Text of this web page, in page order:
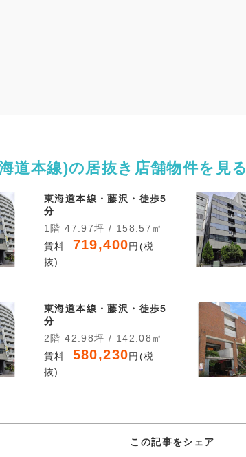
道本線)の居抜き店舗物件を見る
東海道本線・藤沢・徒歩5
分
1階 47.97坪 / 158.57㎡
賃料: 719,400円(税
抜)
東海道本線・藤沢・徒歩5
分
2階 42.98坪 / 142.08㎡
賃料: 580,230円(税
抜)
この記事をシェア